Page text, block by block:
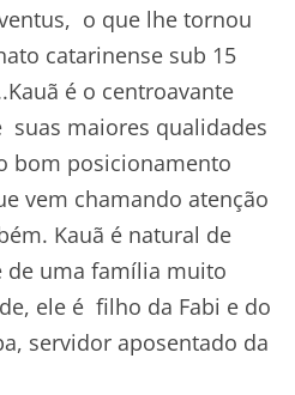
o que lhe tornou
catarinense sub 15
é o centroavante
maiores qualidades
bom posicionamento
vem chamando atenção
Kauã é natural de
de uma família muito
ele é filho da Fabi e do
servidor aposentado da